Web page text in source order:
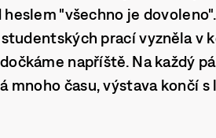
"všechno je
prací vyzněla v
napříště. Na každý
mnoho času, výstava končí